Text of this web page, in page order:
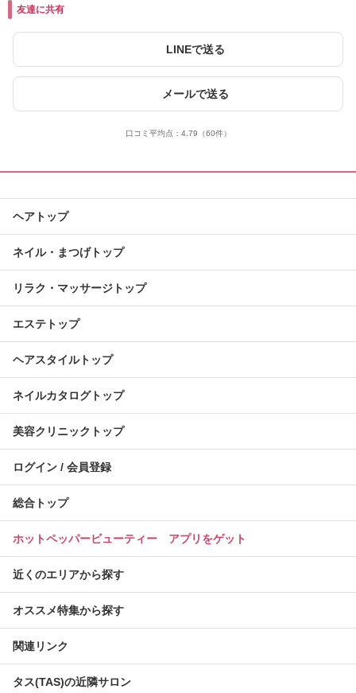
友達に共有
LINEで送る
メールで送る
口コミ平均点： 4.79 （60件）
ヘアトップ
ネイル・まつげトップ
リラク・マッサージトップ
エステトップ
ヘアスタイルトップ
ネイルカタログトップ
美容クリニックトップ
ログイン / 会員登録
総合トップ
ホットペッパービューティー アプリをゲット
近くのエリアから探す
オススメ特集から探す
関連リンク
タス(TAS)の近隣サロン